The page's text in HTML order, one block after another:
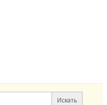
по сайту и
Искать